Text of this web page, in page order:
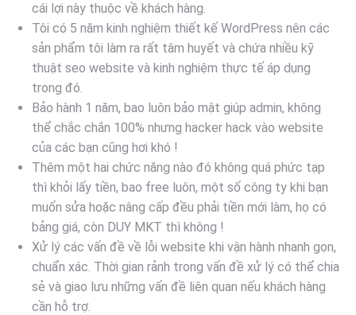
cái lợi này thuộc về khách hàng.
Tôi có 5 năm kinh nghiệm thiết kế WordPress nên các
sản phẩm tôi làm ra rất tâm huyết và chứa nhiều kỹ
thuật seo website và kinh nghiệm thực tế áp dụng
trong đó.
Bảo hành 1 năm, bao luôn bảo mật giúp admin, không
thể chắc chắn 100% nhưng hacker hack vào website
của các bạn cũng hơi khó !
Thêm một hai chức năng nào đó không quá phức tạp
thì khỏi lấy tiền, bao free luôn, một số công ty khi bạn
muốn sửa hoặc nâng cấp đều phải tiền mới làm, họ có
bảng giá, còn DUY MKT thì không !
Xử lý các vấn đề về lỗi website khi vận hành nhanh gọn,
chuẩn xác. Thời gian rảnh trong vấn đề xử lý có thể chia
sẻ và giao lưu những vấn đề liên quan nếu khách hàng
cần hỗ trợ.